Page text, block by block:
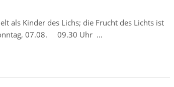
als Kinder des Lichs; die Frucht des Lichts ist
07.08. 09.30 Uhr …